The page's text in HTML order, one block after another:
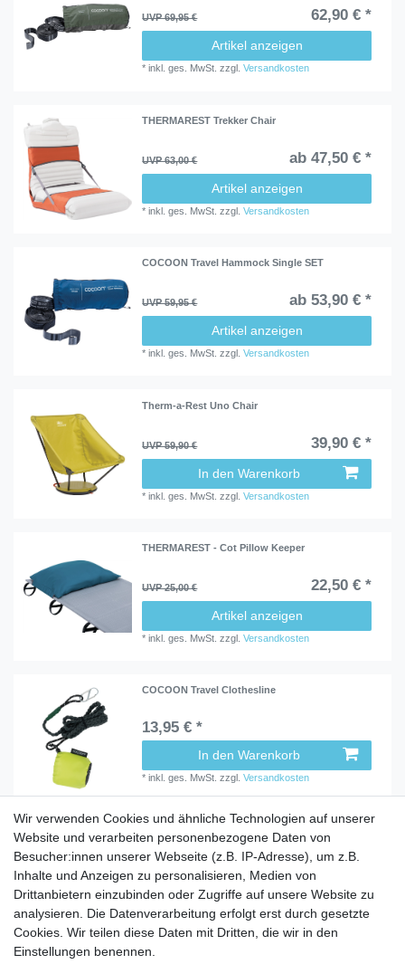
UVP 69,95 € 62,90 € *
Artikel anzeigen
*inkl. ges. MwSt. zzgl.Versandkosten
THERMAREST Trekker Chair
UVP 63,00 € ab 47,50 € *
Artikel anzeigen
*inkl. ges. MwSt. zzgl.Versandkosten
COCOON Travel Hammock Single SET
UVP 59,95 € ab 53,90 € *
Artikel anzeigen
*inkl. ges. MwSt. zzgl.Versandkosten
Therm-a-Rest Uno Chair
UVP 59,90 € 39,90 € *
In den Warenkorb
*inkl. ges. MwSt. zzgl.Versandkosten
THERMAREST - Cot Pillow Keeper
UVP 25,00 € 22,50 € *
Artikel anzeigen
*inkl. ges. MwSt. zzgl.Versandkosten
COCOON Travel Clothesline
13,95 € *
In den Warenkorb
*inkl. ges. MwSt. zzgl.Versandkosten
Wir verwenden Cookies und ähnliche Technologien auf unserer
Website und verarbeiten personenbezogene Daten von
Besucher:innen unserer Webseite (z.B. IP-Adresse), um z.B.
Inhalte und Anzeigen zu personalisieren, Medien von
Drittanbietern einzubinden oder Zugriffe auf unsere Website zu
analysieren. Die Datenverarbeitung erfolgt erst durch gesetzte
Cookies. Wir teilen diese Daten mit Dritten, die wir in den
Einstellungen benennen.
Service
Zahlungarten
Versandkosten
Batterierücknahmeverordnung